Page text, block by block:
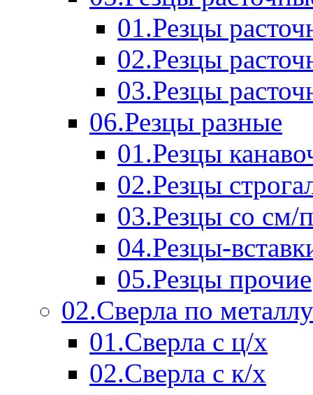
01.Резцы
02.Резцы
03.Резцы
06.Резцы разные
01.Резцы
02.Резцы
03.Резцы со см/
04.Резцы-
05.Резцы прочие
02.Сверла по металлу
01.Сверла с ц/х
02.Сверла с к/х